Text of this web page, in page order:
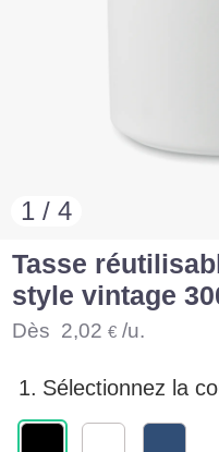
1 / 4
Tasse
style vintage
Dès 2,02 € /u.
1. Sélectionnez la